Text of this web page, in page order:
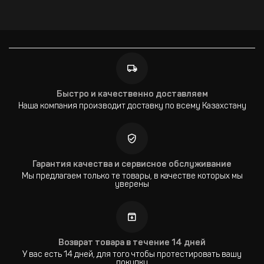
Быстро и качественно доставляем
Наша компания производит доставку по всему Казахстану
Гарантия качества и сервисное обслуживание
Мы предлагаем только те товары, в качестве которых мы
уверены
Возврат товара в течение 14 дней
У вас есть 14 дней, для того чтобы протестировать вашу